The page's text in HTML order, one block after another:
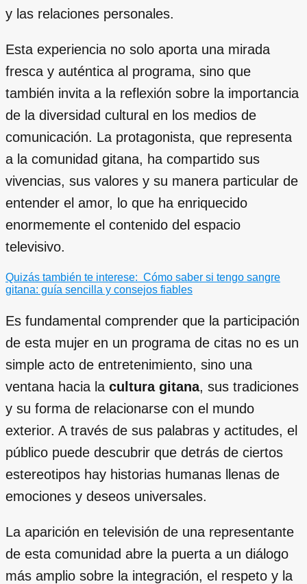
y las relaciones personales.
Esta experiencia no solo aporta una mirada
fresca y auténtica al programa, sino que
también invita a la reflexión sobre la importancia
de la diversidad cultural en los medios de
comunicación. La protagonista, que representa
a la comunidad gitana, ha compartido sus
vivencias, sus valores y su manera particular de
entender el amor, lo que ha enriquecido
enormemente el contenido del espacio
televisivo.
Quizás también te interese: Cómo saber si tengo sangre
gitana: guía sencilla y consejos fiables
Es fundamental comprender que la participación
de esta mujer en un programa de citas no es un
simple acto de entretenimiento, sino una
ventana hacia la cultura gitana, sus tradiciones
y su forma de relacionarse con el mundo
exterior. A través de sus palabras y actitudes, el
público puede descubrir que detrás de ciertos
estereotipos hay historias humanas llenas de
emociones y deseos universales.
La aparición en televisión de una representante
de esta comunidad abre la puerta a un diálogo
más amplio sobre la integración, el respeto y la